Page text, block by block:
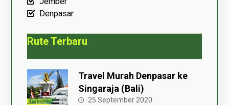
Denpasar
Rute Terbaru
Travel Murah Denpasar ke
Singaraja (Bali)
25 September 2020